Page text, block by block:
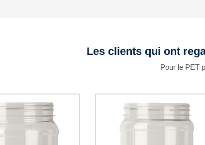
Les clients qui ont
Pour le PET